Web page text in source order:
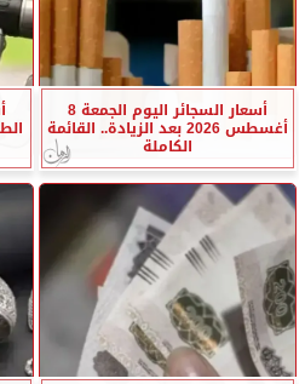
أسعار السجائر اليوم الجمعة 8
أغسطس 2026 بعد الزيادة.. القائمة
الكاملة